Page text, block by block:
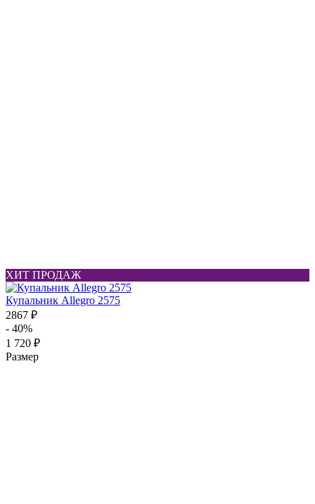
ХИТ ПРОДАЖ
Купальник Allegro 2575
2867 ₽
- 40%
1 720 ₽
Размер